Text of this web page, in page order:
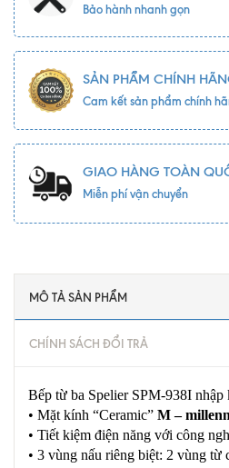
Bảo hành nhanh gọn
SẢN PHẨM CHÍNH
Cam kết sản phẩm chính
GIAO HÀNG TOÀN
Miễn phí vận chuyển
MÔ TẢ SẢN PHẨM
CHÍNH SÁCH ĐỔI TRẢ
Bếp từ ba Spelier SPM-938I nhập
• Mặt kính “Ceramic” M –
• Tiết kiệm điện năng với công
• 3 vùng nấu riêng biệt: 2 vùng từ